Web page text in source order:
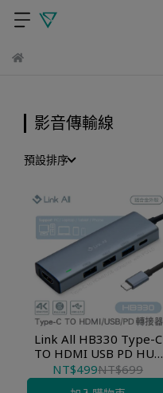
影音傳輸線
預設排序
Link All HB330 Type-C
TO HDMI USB PD HUB
轉接集線器
NT$499NT$699